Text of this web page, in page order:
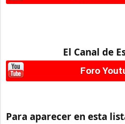
El Canal de
Foro
Para aparecer en esta